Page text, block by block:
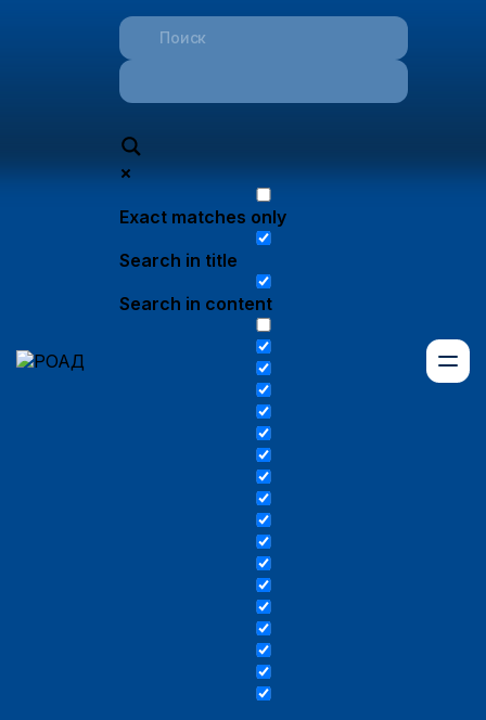
Exact matches only
Search in title
Search in content